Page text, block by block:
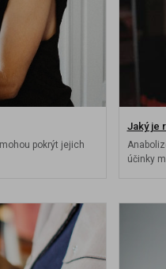
pokrýt jejich
Jaký je
účinky